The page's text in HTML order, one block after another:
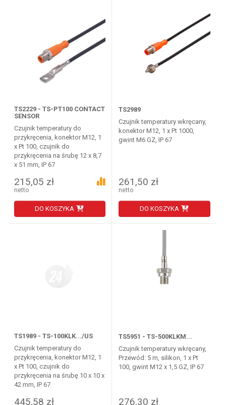
TS2229 - TS-PT100 CONTACT
SENSOR
Czujnik temperatury do
przykręcenia, konektor M12, 1
x Pt 100, czujnik do
przykręcenia na śrubę 12 x 8,7
x 51 mm, IP 67
215,05 zł
netto
DO KOSZYKA
TS2989
Czujnik temperatury wkręcany,
konektor M12, 1 x Pt 1000,
gwint M6 GZ, IP 67
261,50 zł
netto
DO KOSZYKA
TS1989 - TS-100KLK.../US
Czujnik temperatury do
przykręcenia, konektor M12, 1
x Pt 100, czujnik do
przykręcenia na śrubę 10 x 10 x
42 mm, IP 67
445,58 zł
TS5951 - TS-500KLKM...
Czujnik temperatury wkręcany,
Przewód: 5 m, silikon, 1 x Pt
100, gwint M12 x 1,5 GZ, IP 67
276,30 zł